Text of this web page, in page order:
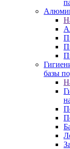
базы